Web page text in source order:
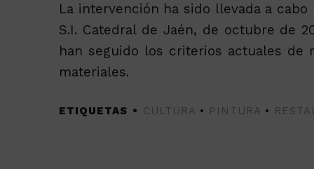
La intervención ha sido llevada a
S.I. Catedral de Jaén, de octubre de
han seguido los criterios actuales de
materiales.
ETIQUETAS CULTURA • PINTURA •